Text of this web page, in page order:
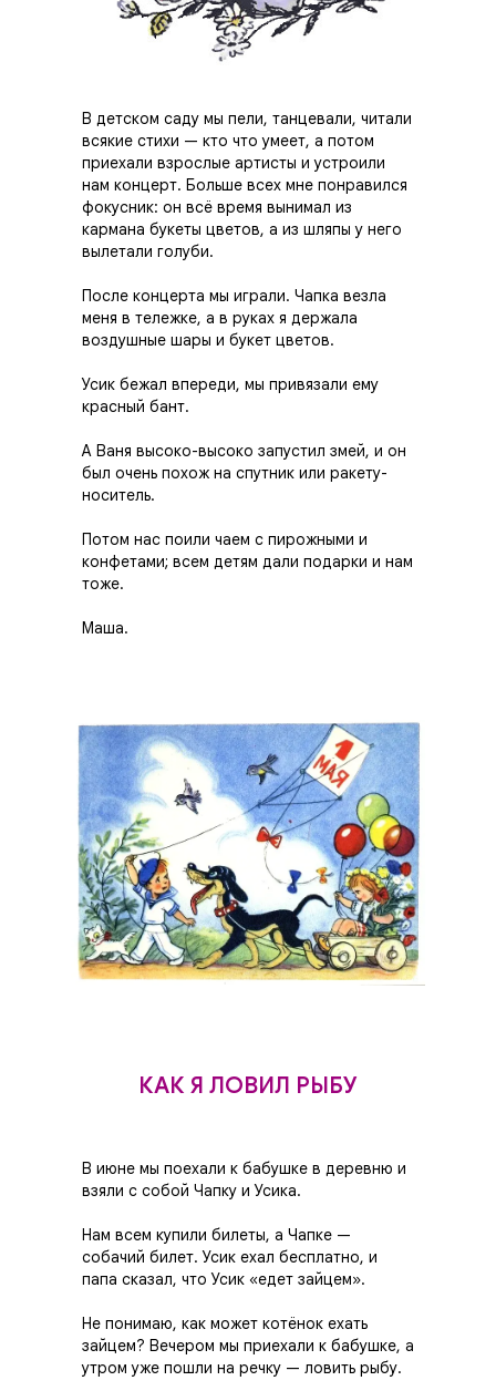
В детском саду мы пели, танцевали, читали
всякие стихи — кто что умеет, а потом
приехали взрослые артисты и устроили
нам концерт. Больше всех мне понравился
фокусник: он всё время вынимал из
кармана букеты цветов, а из шляпы у него
вылетали голуби.
После концерта мы играли. Чапка везла
меня в тележке, а в руках я держала
воздушные шары и букет цветов.
Усик бежал впереди, мы привязали ему
красный бант.
А Ваня высоко-высоко запустил змей, и он
был очень похож на спутник или ракету-
носитель.
Потом нас поили чаем с пирожными и
конфетами; всем детям дали подарки и нам
тоже.
Маша.
КАК Я ЛОВИЛ РЫБУ
В июне мы поехали к бабушке в деревню и
взяли с собой Чапку и Усика.
Нам всем купили билеты, а Чапке —
собачий би­лет. Усик ехал бесплатно, и
папа сказал, что Усик «едет зайцем».
Не понимаю, как может котёнок ехать
зайцем? Ве­чером мы приехали к бабушке, а
утром уже пошли на речку — ловить рыбу.